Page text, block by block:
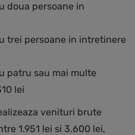
doua persoane in
trei persoane in intretinere
patru sau mai multe
lei
venituri brute
1.951 lei si 3.600 lei,